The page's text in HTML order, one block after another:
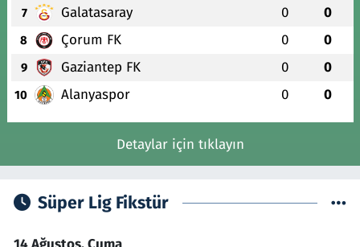
7 Galatasaray 0 0
8 Çorum FK 0 0
9 Gaziantep FK 0 0
10 Alanyaspor 0 0
Detaylar için tıklayın
Süper Lig Fikstür